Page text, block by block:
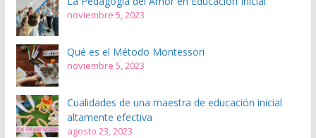
noviembre 5, 2023
Qué es el Método Montessori
noviembre 5, 2023
Cualidades de una maestra de educación inicial
altamente efectiva
agosto 23, 2023